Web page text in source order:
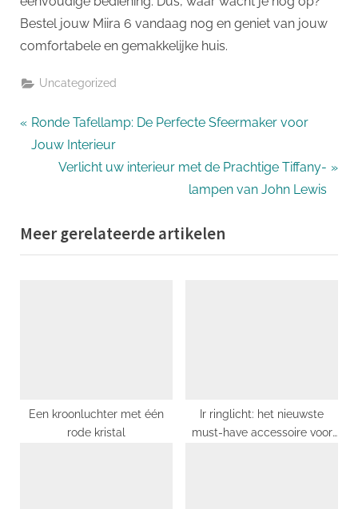
Bestel jouw Miira 6 vandaag nog en geniet van jouw
comfortabele en gemakkelijke huis.
Uncategorized
Bericht
navigatie
P
r
o
u
Ronde Tafellamp: De Perfecte Sfeermaker voor
Jouw Interieur
N
t
P
Verlicht uw interieur met de Prachtige Tiffany-
lampen van John Lewis
Meer gerelateerde artikelen
Een kroonluchter met één
rode kristal
Ir ringlicht: het nieuwste
must-have accessoire voor